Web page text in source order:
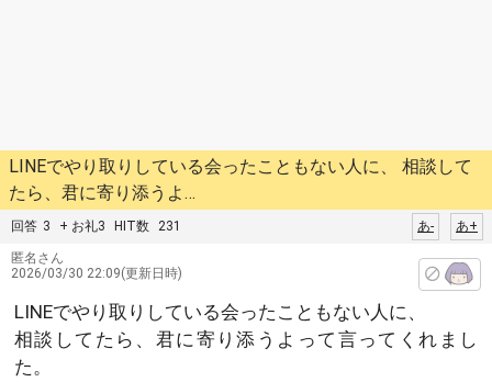
LINEでやり取りしている会ったこともない人に、 相談して
たら、君に寄り添うよ…
回答 3 + お礼3 HIT数 231 あ+
あ-
匿名さん
2026/03/30 22:09(更新日時)
LINEでやり取りしている会ったこともない人に、
相談してたら、君に寄り添うよって言ってくれまし
た。